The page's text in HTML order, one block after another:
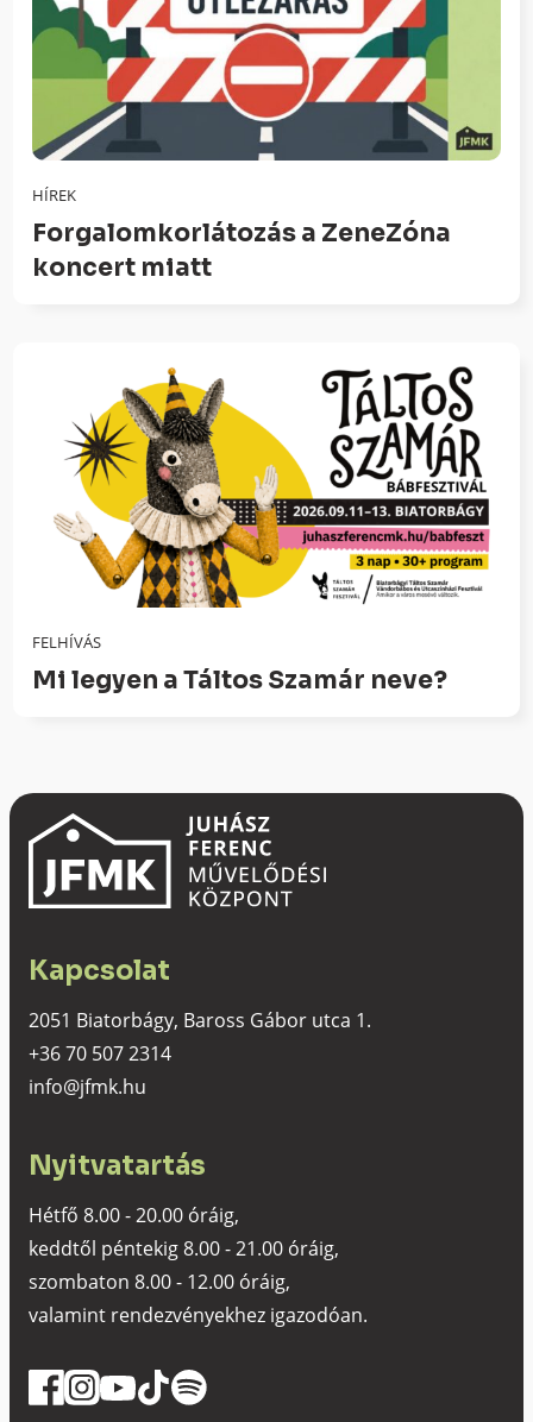
HÍREK
Forgalomkorlátozás a ZeneZóna
koncert miatt
FELHÍVÁS
Mi legyen a Táltos Szamár neve?
Kapcsolat
2051 Biatorbágy, Baross Gábor utca 1.
+36 70 507 2314
info@jfmk.hu
Nyitvatartás
Hétfő 8.00 - 20.00 óráig,
keddtől péntekig 8.00 - 21.00 óráig,
szombaton 8.00 - 12.00 óráig,
valamint rendezvényekhez igazodóan.